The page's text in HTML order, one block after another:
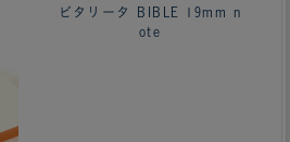
ビタリータ BIBLE 19mm n
ote